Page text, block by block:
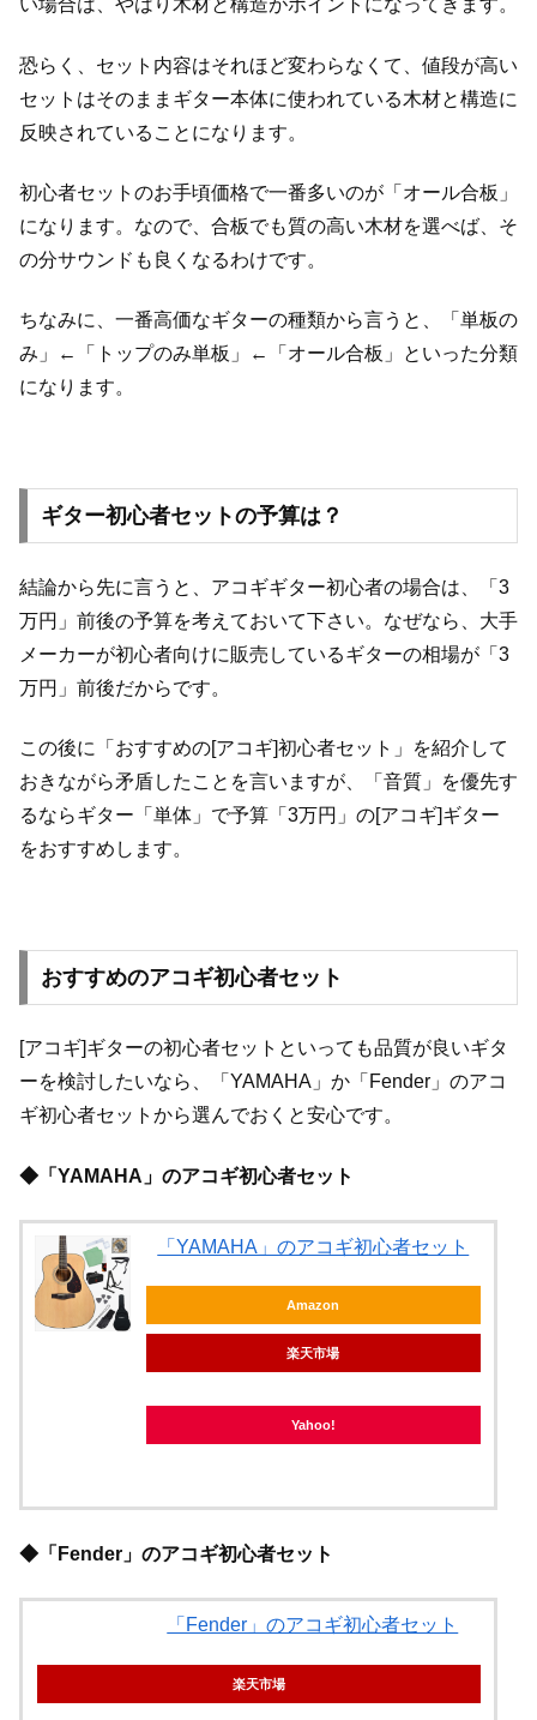
い場合は、やはり木材と構造がポイントになってきます。
恐らく、セット内容はそれほど変わらなくて、値段が高い
セットはそのままギター本体に使われている木材と構造に
反映されていることになります。
初心者セットのお手頃価格で一番多いのが「オール合板」
になります。なので、合板でも質の高い木材を選べば、そ
の分サウンドも良くなるわけです。
ちなみに、一番高価なギターの種類から言うと、「単板の
み」←「トップのみ単板」←「オール合板」といった分類
になります。
ギター初心者セットの予算は？
結論から先に言うと、アコギギター初心者の場合は、「3
万円」前後の予算を考えておいて下さい。なぜなら、大手
メーカーが初心者向けに販売しているギターの相場が「3
万円」前後だからです。
この後に「おすすめの[アコギ]初心者セット」を紹介して
おきながら矛盾したことを言いますが、「音質」を優先す
るならギター「単体」で予算「3万円」の[アコギ]ギター
をおすすめします。
おすすめのアコギ初心者セット
[アコギ]ギターの初心者セットといっても品質が良いギタ
ーを検討したいなら、「YAMAHA」か「Fender」のアコ
ギ初心者セットから選んでおくと安心です。
◆「YAMAHA」のアコギ初心者セット
「YAMAHA」のアコギ初心者セット
Amazon
楽天市場
Yahoo!
◆「Fender」のアコギ初心者セット
「Fender」のアコギ初心者セット
楽天市場